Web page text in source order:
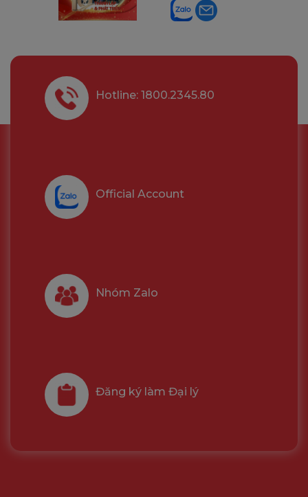
Hotline: 1800.2345.80
Official Account
Nhóm Zalo
Đăng ký làm Đại lý